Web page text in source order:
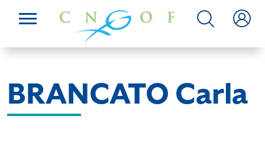
BRANCATO Carla